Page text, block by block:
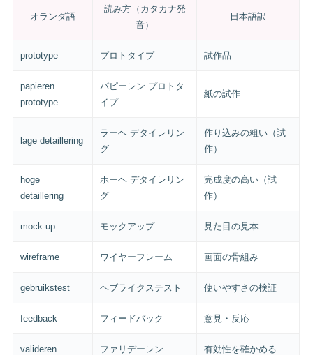
オランダ語
読み方（カタカナ発
音）
日本語訳
prototype プロトタイプ 試作品
papieren
prototype
パピーレン プロトタ
イプ
紙の試作
lage detaillering
ラーヘ デタイレリン
グ
作り込みの粗い（試
作）
hoge
detaillering
ホーヘ デタイレリン
グ
完成度の高い（試
作）
mock-up モックアップ 見た目の見本
wireframe ワイヤーフレーム 画面の骨組み
gebruikstest ヘブライクステスト 使いやすさの検証
feedback フィードバック 意見・反応
valideren ファリデーレン 有効性を確かめる